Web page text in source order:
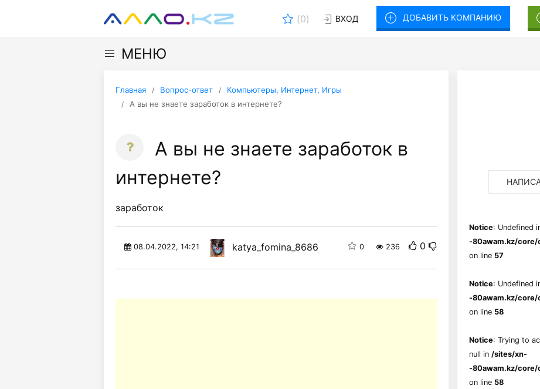
(0) ВХОД ДОБАВИТЬ КОМПАНИЮ
МЕНЮ
Главная Вопрос-ответ
Компьютеры, Интернет, Игры
А вы не знаете заработок в интернете?
А вы не знаете заработок в
интернете?
заработок
08.04.2022, 14:21 katya_fomina_8686 0 236 0
Notice: Undefined
-80awam.kz/core/
on line 57
Notice: Undefined
-80awam.kz/core/
on line 58
Notice: Trying to
null in /sites/xn-
-80awam.kz/core/
on line 58